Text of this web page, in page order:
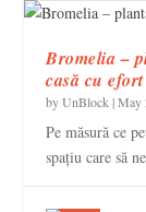
Bromelia –
casă cu
byUnBlock |May
Pe măsură ce
spațiu care să